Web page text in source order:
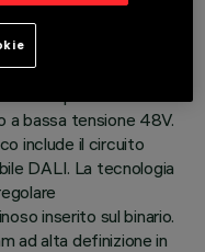
a bassa tensione 48V.
include il circuito
DALI. La tecnologia
inserito sul binario.
ad alta definizione in